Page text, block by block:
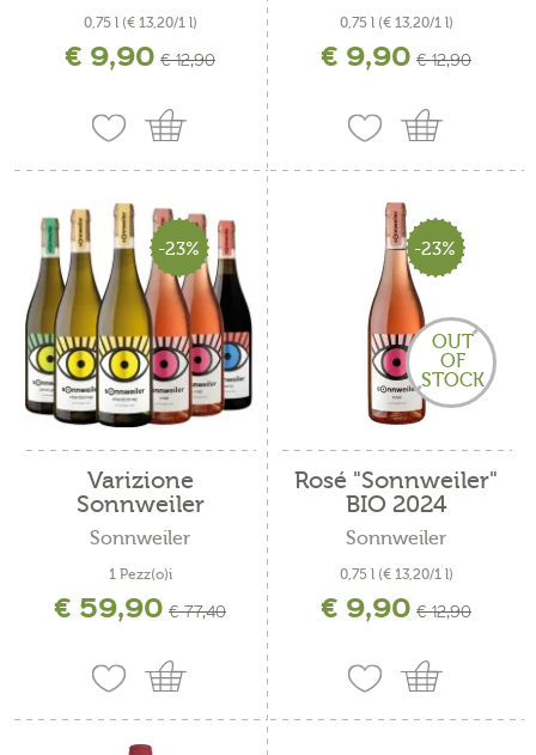
0,75 l (€ 13,20/1 l)
incl. IVA più costi di spedizione
€ 9,90 € 12,90
0,75 l (€ 13,20/1 l)
incl. IVA più costi di spedizione
€ 9,90 € 12,90
-23%
Varizione
Sonnweiler
Sonnweiler
1 Pezz(o)i
€ 59,90 € 77,40
-23%
OUT
OF
STOCK
Rosé "Sonnweiler"
BIO 2024
Sonnweiler
0,75 l (€ 13,20/1 l)
€ 9,90 € 12,90